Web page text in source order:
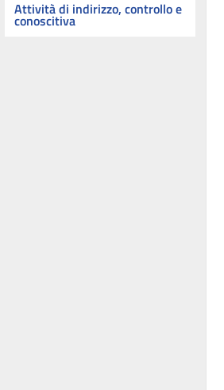
Attività di indirizzo, controllo e
conoscitiva